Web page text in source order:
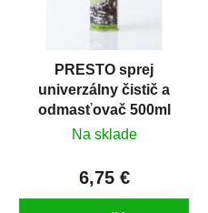
PRESTO sprej
univerzálny čistič a
odmasťovač 500ml
Na sklade
6,75 €